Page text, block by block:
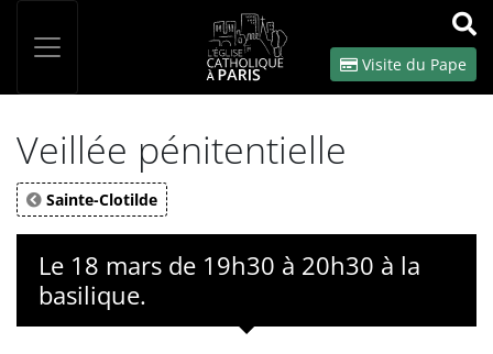
OK
Visite du Pape
Veillée pénitentielle
Sainte-Clotilde
Le 18 mars de 19h30 à 20h30 à la
basilique.
Panneau de gestion des cookies